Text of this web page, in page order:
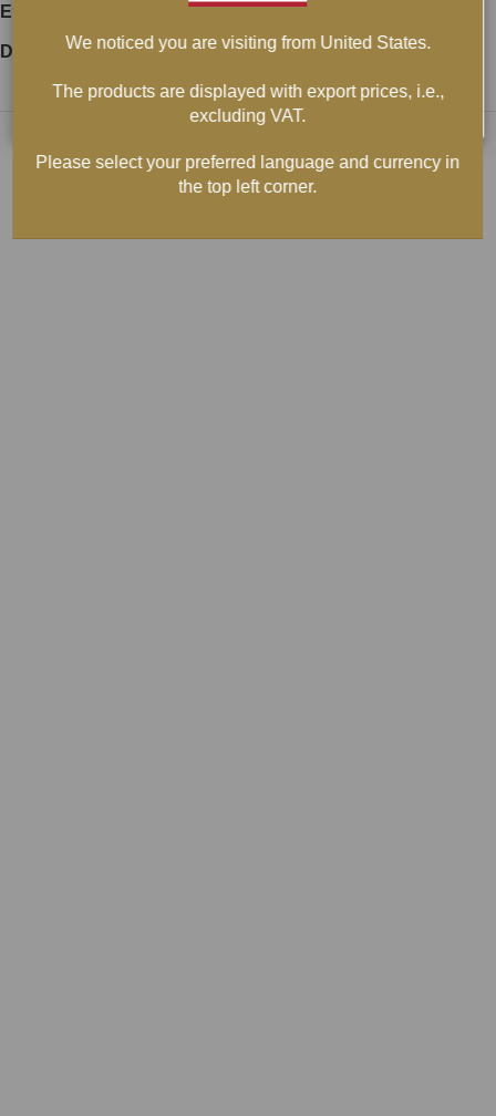
Etiketter:
Entreq digitala XLR kablar
Dela: We noticed you are visiting from United States.
The products are displayed with export prices, i.e.,
excluding VAT.
Please select your preferred language and currency in
the top left corner.